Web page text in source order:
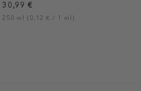
30,99 €
250 ml (0,12 € / 1 ml)